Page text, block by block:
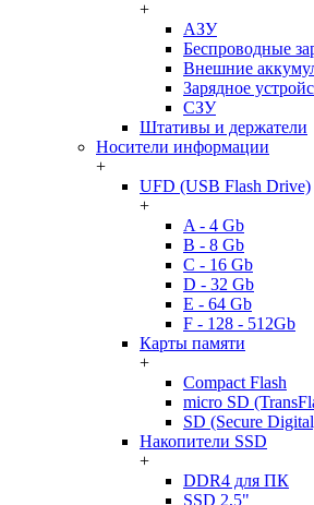
+
АЗУ
Беспроводные
Внешние
Зарядное
СЗУ
Штативы и держатели
Носители информации
+
UFD (USB Flash Drive)
+
A - 4 Gb
B - 8 Gb
C - 16 Gb
D - 32 Gb
E - 64 Gb
F - 128 - 512Gb
Карты памяти
+
Compact Flash
micro SD
SD (Secure
Накопители SSD
+
DDR4 для ПК
SSD 2,5"